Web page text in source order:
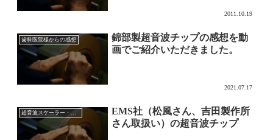
2011.10.19
歯科医院様からの感想
錦部製超音波チップの感想を動
画でご紹介いただきました。
2021.07.17
超音波スケーラー・チップ
EMS社（松風さん、吉田製作所
さん取扱い）の超音波チップ